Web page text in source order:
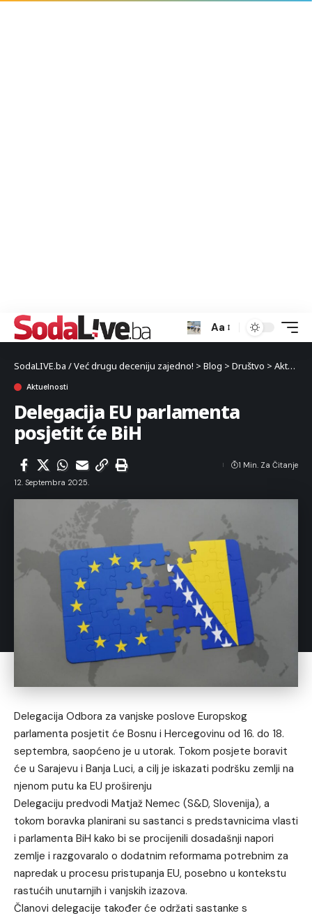
Aa
SodaLIVE.ba / Već drugu deceniju zajedno! > Blog > Društvo > Aktuelnosti
Aktuelnosti
Delegacija EU parlamenta
posjetit će BiH
12. Septembra 2025.
1 Min. Za Čitanje
Delegacija Odbora za vanjske poslove Europskog
parlamenta posjetit će Bosnu i Hercegovinu od 16. do 18.
septembra, saopćeno je u utorak. Tokom posjete boravit
će u Sarajevu i Banja Luci, a cilj je iskazati podršku zemlji na
njenom putu ka EU proširenju
Delegaciju predvodi Matjaž Nemec (S&D, Slovenija), a
tokom boravka planirani su sastanci s predstavnicima vlasti
i parlamenta BiH kako bi se procijenili dosadašnji napori
zemlje i razgovaralo o dodatnim reformama potrebnim za
napredak u procesu pristupanja EU, posebno u kontekstu
rastućih unutarnjih i vanjskih izazova.
Članovi delegacije također će održati sastanke s